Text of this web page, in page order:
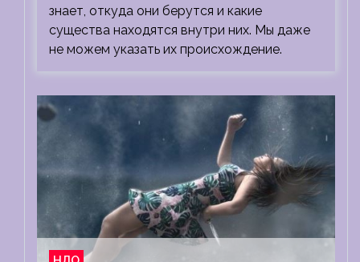
знает, откуда они берутся и какие
существа находятся внутри них. Мы даже
не можем указать их происхождение.